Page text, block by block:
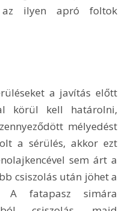
az ilyen apró foltok
a javítás előtt
körül kell határolni,
mélyedést
a sérülés, akkor ezt
sem árt a
csiszolás után jöhet a
A fatapasz simára